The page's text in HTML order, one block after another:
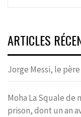
ARTICLES
Jorge Messi, le
Moha La Squale de
prison, dont un an